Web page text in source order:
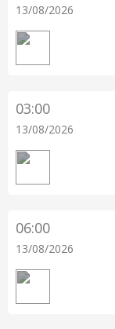
13/08/2026
03:00
13/08/2026
06:00
13/08/2026